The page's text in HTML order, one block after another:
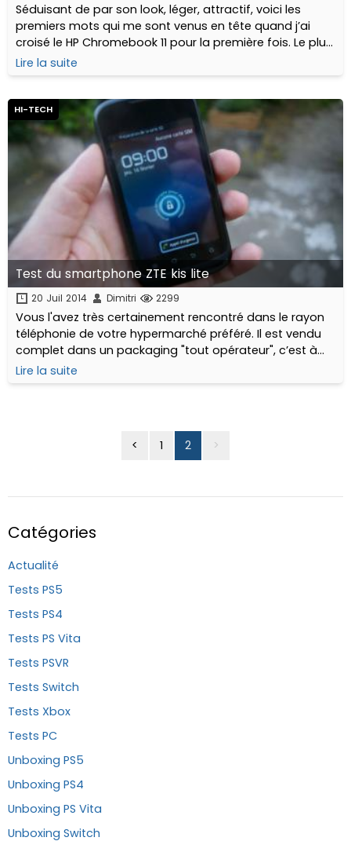
Séduisant de par son look, léger, attractif, voici les
premiers mots qui me sont venus en tête quand j’ai
croisé le HP Chromebook 11 pour la première fois. Le plus
difficile une fois l’aspect visuel passé, est de savoir
dans quelle catégorie placer cet appareil nomade. Est-
portable ? Que puis-je bien faire avec ? qu’est ce que je
ne peux pas faire ?
Lire la suite
HI-TECH
Test du smartphone ZTE kis lite
20 Juil 2014 Dimitri 2299
Vous l'avez très certainement rencontré dans le rayon
téléphonie de votre hypermarché préféré. Il est vendu
complet dans un packaging "tout opérateur", c’est à
dire dénué de tout abonnement, carte SIM ou
quelconque verrouillage. Le ZTE kis Lite est un
Lire la suite
< 1 2 >
Catégories
Actualité
Tests PS5
Tests PS4
Tests PS Vita
Tests PSVR
Tests Switch
Tests Xbox
Tests PC
Unboxing PS5
Unboxing PS4
Unboxing PS Vita
Unboxing Switch